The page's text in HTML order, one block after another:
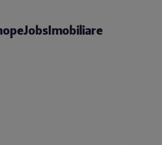
eJobsImobiliare